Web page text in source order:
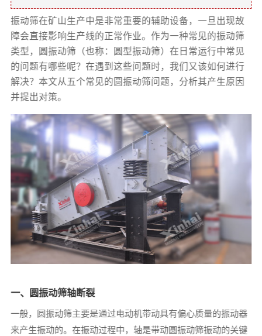
振动筛在矿山生产中是非常重要的辅助设备，一旦出现故
障会直接影响生产线的正常作业。作为一种常见的振动筛
类型，圆振动筛（也称：圆型振动筛）在日常运行中常见
的问题有哪些呢？在遇到这些问题时，我们又该如何进行
解决？本文从五个常见的圆振动筛问题，分析其产生原因
并提出对策。
一、圆振动筛轴断裂
一般，圆振动筛主要是通过电动机带动具有偏心质量的振动器
来产生振动的。在振动过程中，轴是带动圆振动筛振动的关键